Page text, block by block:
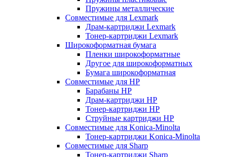
Пружины металлические
Совместимые для Lexmark
Драм-картриджи Lexmark
Тонер-картриджи Lexmark
Широкоформатная бумага
Пленки широкоформатные
Другое для широкоформатных
Бумага широкоформатная
Совместимые для HP
Барабаны HP
Драм-картриджи HP
Тонер-картриджи HP
Струйные картриджи HP
Совместимые для Konica-Minolta
Тонер-картриджи Konica-Minolta
Совместимые для Sharp
Тонер-картриджи Sharp